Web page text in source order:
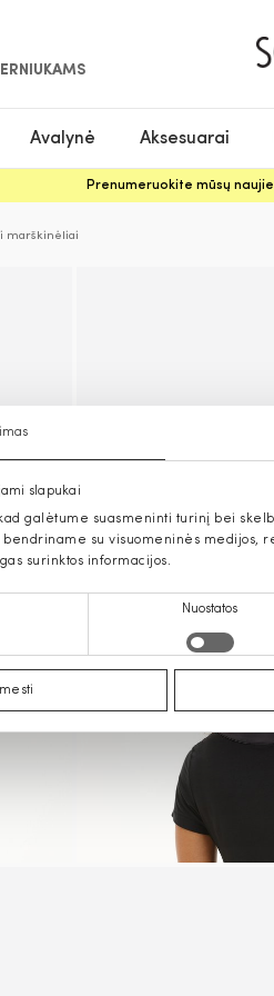
slapukai
galėtume suasmeninti turinį bei
su visuomeninės
surinktos informacijos.
Nuostatos
Avalynė Aksesuarai
Prenumeruokite mūsų
marškinėliai